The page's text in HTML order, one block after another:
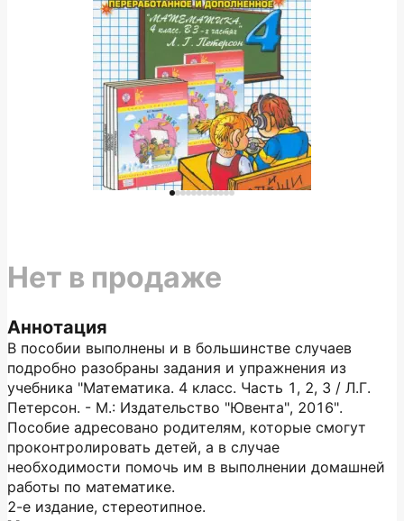
Аннотация
В пособии выполнены и в большинстве случаев
подробно разобраны задания и упражнения из
учебника "Математика. 4 класс. Часть 1, 2, 3 / Л.Г.
Петерсон. - М.: Издательство "Ювента", 2016".
Пособие адресовано родителям, которые смогут
проконтролировать детей, а в случае
необходимости помочь им в выполнении домашней
работы по математике.
2-е издание, стереотипное.
Нет в продаже